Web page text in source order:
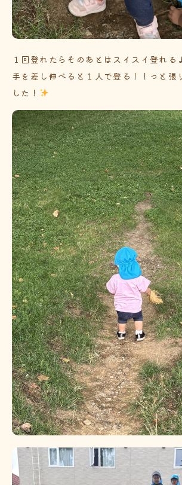
１回登れたらそのあとはスイスイ登れる
手を差し伸べると１人で登る！！っと張
した！